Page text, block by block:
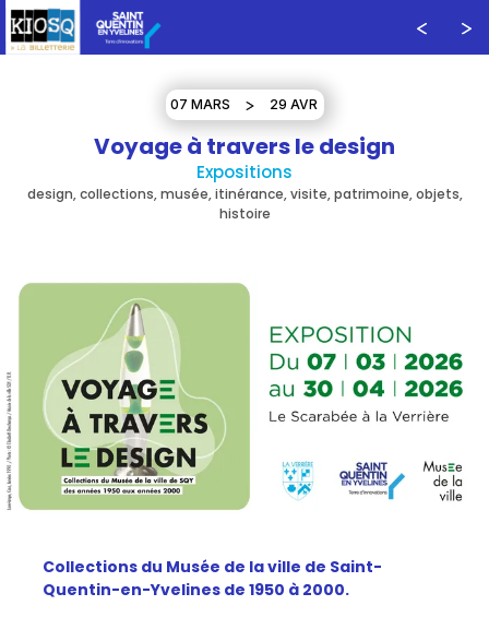
07 MARS 29 AVR
Voyage à travers le design
Expositions
design, collections, musée, itinérance, visite, patrimoine, objets,
histoire
Collections du Musée de la ville de Saint-
Quentin-en-Yvelines de 1950 à 2000.